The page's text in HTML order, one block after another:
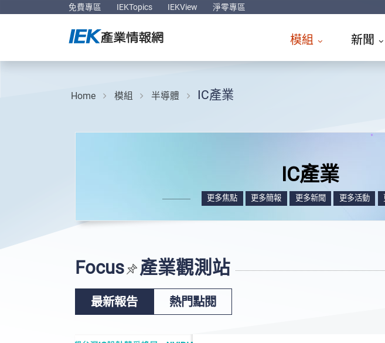
免費專區 IEKTopics IEKView 淨零專區
模組 新聞
Home 模組 半導體 IC產業
IC產業
更多焦點 更多簡報 更多新聞 更多活動
Focus 產業觀測站
最新報告 熱門點閱